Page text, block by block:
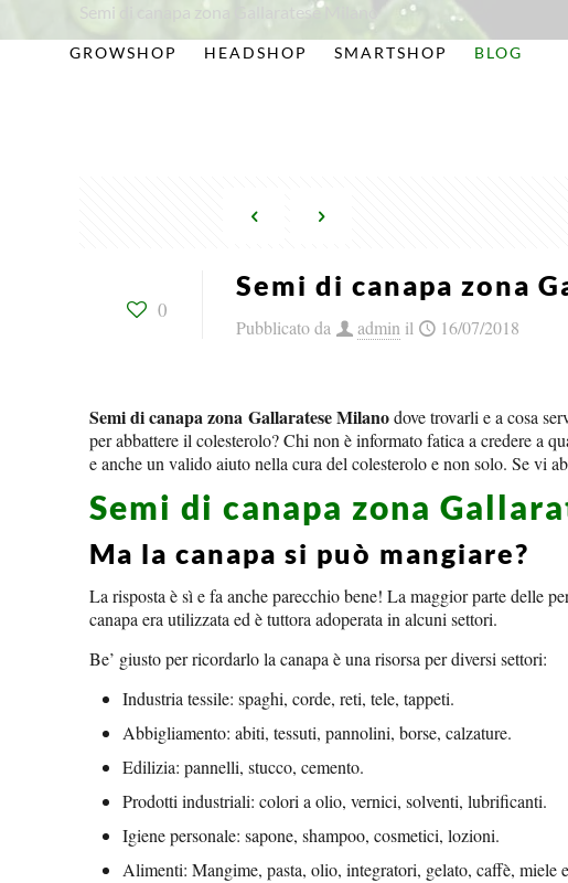
GROWSHOP HEADSHOP SMARTSHOP BLOG
Semi di canapa zona Gallaratese Milano
0
Semi di canapa zona
Pubblicato da admin il 16/07/2018
Semi di canapa zona Gallaratese Milanodove trovarli e a cosa
per abbattere il colesterolo? Chi non è informato fatica a credere a
e anche un valido aiuto nella cura del colesterolo e non solo. Se vi
Semi di canapa zona
Ma la canapa si può mangiare?
La risposta è sì e fa anche parecchio bene! La maggior parte delle
canapa era utilizzata ed è tuttora adoperata in alcuni settori.
Be’ giusto per ricordarlo la canapa è una risorsa per diversi settori:
Industria tessile: spaghi, corde, reti, tele, tappeti.
Abbigliamento: abiti, tessuti, pannolini, borse, calzature.
Edilizia: pannelli, stucco, cemento.
Prodotti industriali: colori a olio, vernici, solventi, lubrificanti.
Igiene personale: sapone, shampoo, cosmetici, lozioni.
Alimenti: Mangime, pasta, olio, integratori, gelato, caffè, miele